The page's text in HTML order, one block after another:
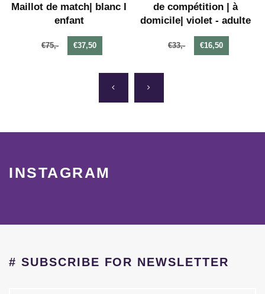
Maillot de match| blanc I
enfant
€75,- €37,50
de compétition | à
domicile| violet - adulte
€33,- €16,50
INSTAGRAM
# SUBSCRIBE FOR NEWSLETTER